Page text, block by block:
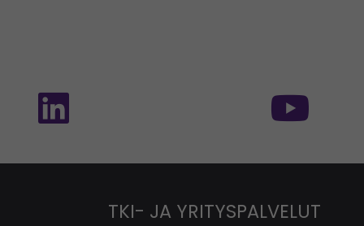
TKI- JA YRITYSPALVELUT